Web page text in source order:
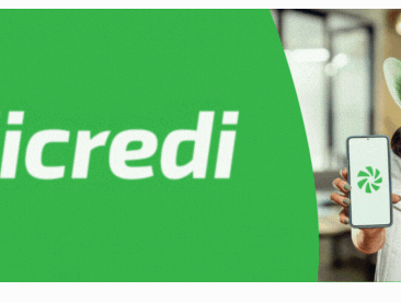
expedição do SUS
de 8,8%
(9)
apreendidos